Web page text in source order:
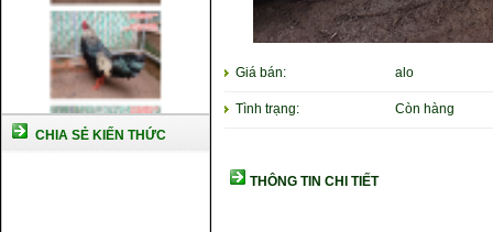
CHIA SẺ KIẾN THỨC
Giá bán: alo
Tình trạng: Còn hàng
THÔNG TIN CHI TIẾT